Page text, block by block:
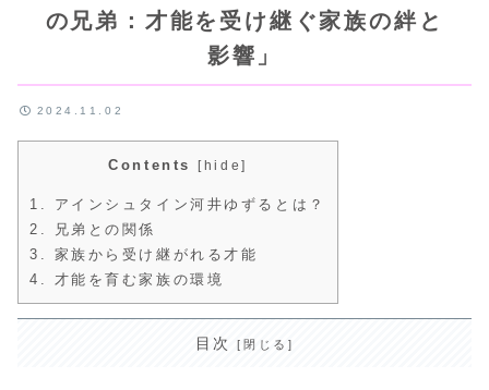
の兄弟：才能を受け継ぐ家族の絆と
影響」
2024.11.02
Contents [hide]
1.
アインシュタイン河井ゆずるとは？
2.
兄弟との関係
3.
家族から受け継がれる才能
4.
才能を育む家族の環境
目次